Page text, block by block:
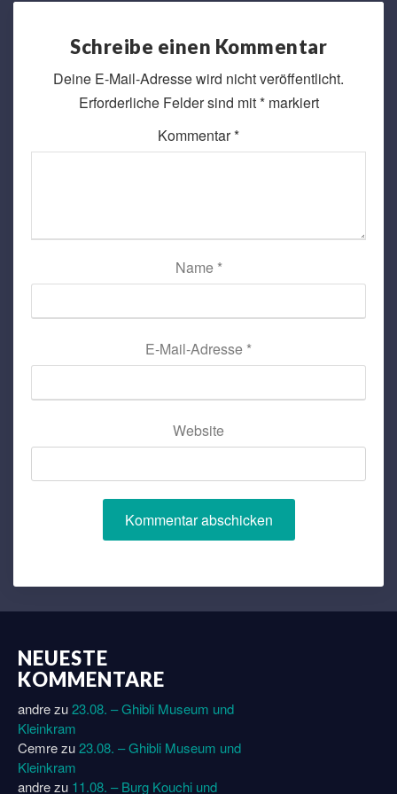
Schreibe einen Kommentar
Deine E-Mail-Adresse wird nicht veröffentlicht.
Erforderliche Felder sind mit*markiert
Kommentar*
Name *
E-Mail-Adresse *
Website
NEUESTE
KOMMENTARE
andrezu23.08. – Ghibli Museum und
Kleinkram
Cemrezu23.08. – Ghibli Museum und
Kleinkram
andrezu 11.08. – Burg Kouchi und